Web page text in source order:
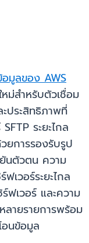
มูลของ AWS
ม่สำหรับตัวเชื่อม
ประสิทธิภาพที่
ระยะไกล
ยการรองรับรูป
นตัวตน ความ
เวอร์ระยะไกล
ฟเวอร์ และความ
ลายรายการพร้อม
อนข้อมูล